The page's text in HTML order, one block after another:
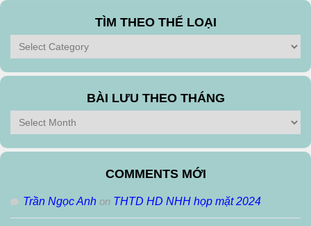
TÌM THEO THỂ LOẠI
Tìm
theo
Thể
BÀI LƯU THEO THÁNG
Bài
Lưu
Theo
COMMENTS MỚI
Trần Ngọc Anh on THTD HD NHH họp mặt 2024